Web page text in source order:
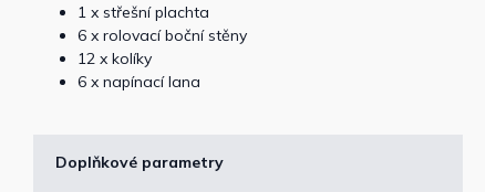
1 x střešní plachta
6 x rolovací boční stěny
12 x kolíky
6 x napínací lana
Doplňkové parametry